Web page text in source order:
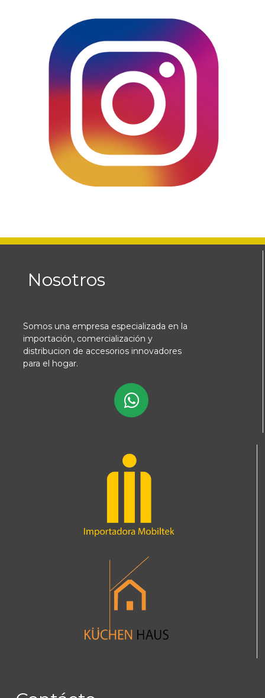
Nosotros
Somos una empresa especializada en la
importación, comercialización y
distribucion de accesorios innovadores
para el hogar.